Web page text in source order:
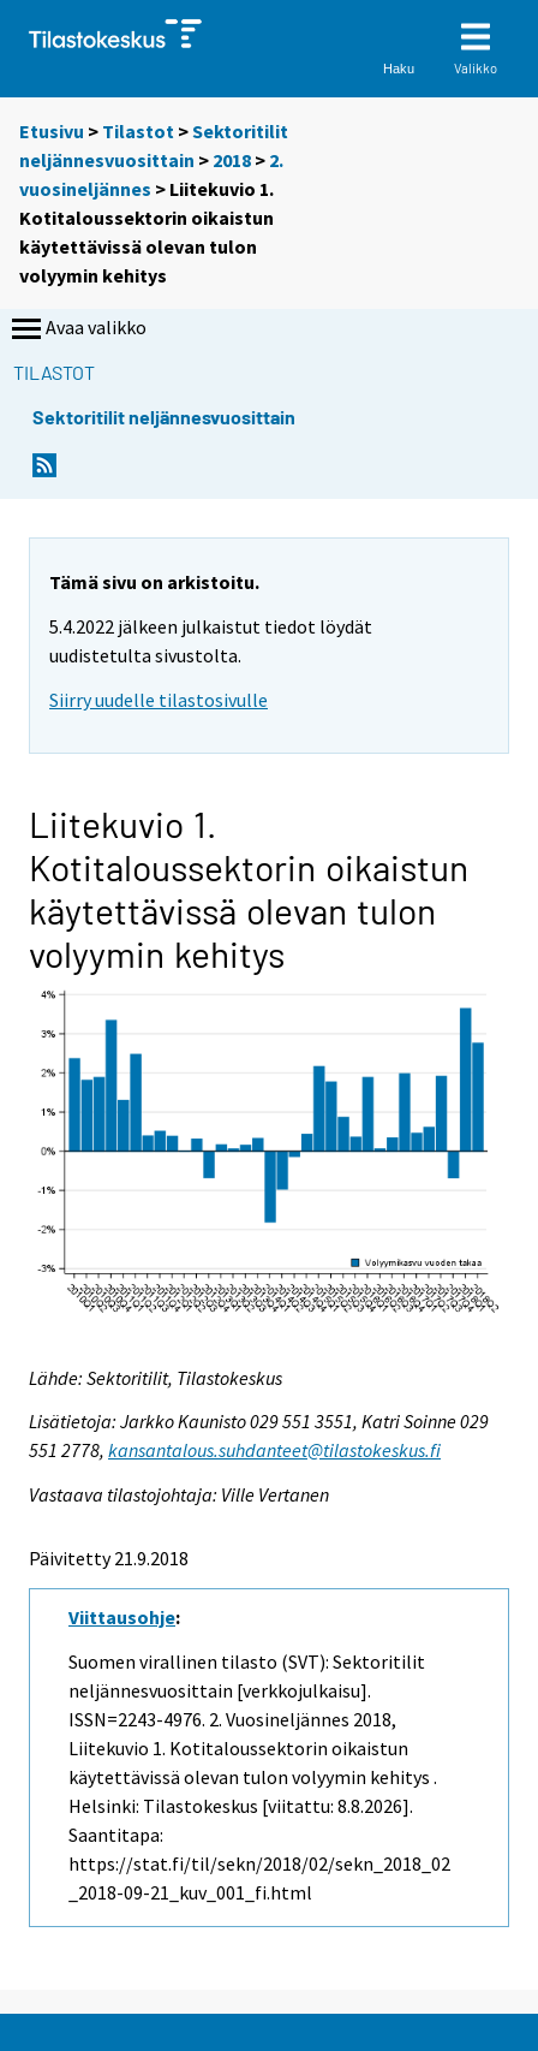
Haku Valikko
Etusivu > Tilastot >Sektoritilit
neljännesvuosittain > 2018 > 2.
vuosineljännes > Liitekuvio 1.
Kotitaloussektorin oikaistun
käytettävissä olevan tulon
volyymin kehitys
Avaa valikko
TILASTOT
Sektoritilit neljännesvuosittain
Tämä sivu on arkistoitu.
5.4.2022 jälkeen julkaistut tiedot löydät
uudistetulta sivustolta.
Siirry uudelle tilastosivulle
Liitekuvio 1.
Kotitaloussektorin oikaistun
käytettävissä olevan tulon
volyymin kehitys
Lähde: Sektoritilit, Tilastokeskus
Lisätietoja: Jarkko Kaunisto 029 551 3551, Katri Soinne 029
551 2778, kansantalous.suhdanteet@tilastokeskus.fi
Vastaava tilastojohtaja: Ville Vertanen
Päivitetty 21.9.2018
Viittausohje:
Suomen virallinen tilasto (SVT): Sektoritilit
neljännesvuosittain [verkkojulkaisu].
ISSN=2243-4976. 2. Vuosineljännes 2018,
Liitekuvio 1. Kotitaloussektorin oikaistun
käytettävissä olevan tulon volyymin kehitys .
Helsinki: Tilastokeskus [viitattu: 8.8.2026].
Saantitapa:
https://stat.fi/til/sekn/2018/02/sekn_2018_02
_2018-09-21_kuv_001_fi.html